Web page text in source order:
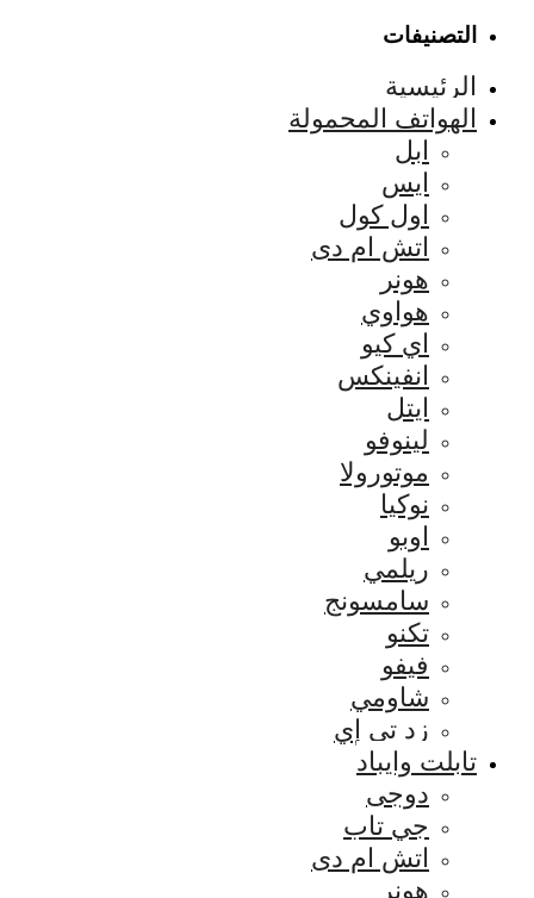
التصنيفات
الرئيسية
الهواتف المحمولة
ابل
ايس
اول كول
اتش ام دى
هونر
هواوي
اي كيو
انفينكس
ايتل
لينوفو
موتورولا
نوكيا
اوبو
ريلمي
سامسونج
تكنو
فيفو
شاومي
زد تي إي
تابلت وايباد
دوجى
جي تاب
اتش ام دى
هونر